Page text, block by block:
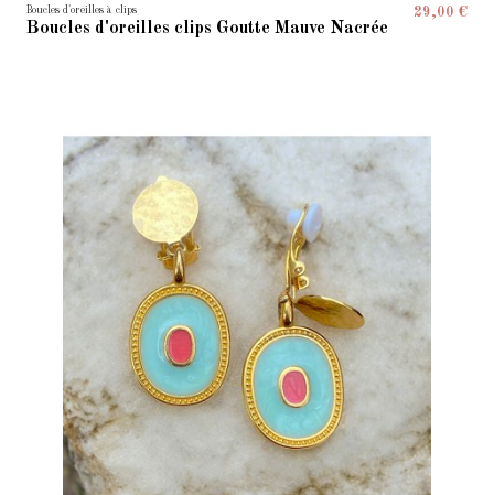
Boucles d'oreilles à clips
Boucles d'oreilles clips Goutte Mauve Nacrée
29,00 €